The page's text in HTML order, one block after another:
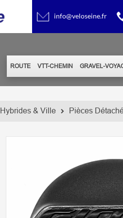
info@veloseine.fr
ROUTE VTT-CHEMIN GRAVEL-
Hybrides & Ville Pièces